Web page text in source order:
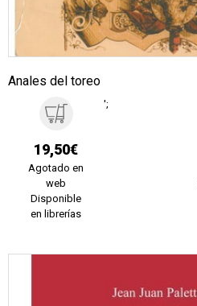
Anales del toreo
19,50€
Agotado en
web
Disponible
en librerías
';